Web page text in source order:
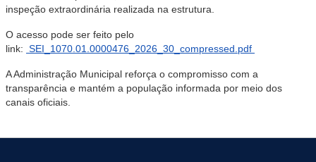
inspeção extraordinária realizada na estrutura.
O acesso pode ser feito pelo
link: SEI_1070.01.0000476_2026_30_compressed.pdf
A Administração Municipal reforça o compromisso com a
transparência e mantém a população informada por meio dos
canais oficiais.